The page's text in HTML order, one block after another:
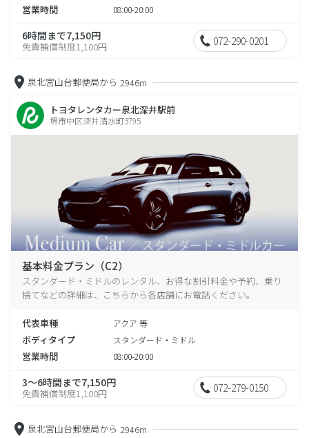
営業時間 08:00-20:00
6時間まで7,150円
免責補償制度1,100円 072-290-0201
泉北宮山台郵便局から 2946m
トヨタレンタカー泉北深井駅前
堺市中区深井清水町3795
基本料金プラン（C2）
スタンダード・ミドルのレンタル、お得な割引料金や予約、乗り
捨てなどの詳細は、こちらから各店舗にお電話ください。
代表車種 アクア 等
ボディタイプ スタンダード・ミドル
営業時間 08:00-20:00
3～6時間まで7,150円
免責補償制度1,100円 072-279-0150
泉北宮山台郵便局から 2946m